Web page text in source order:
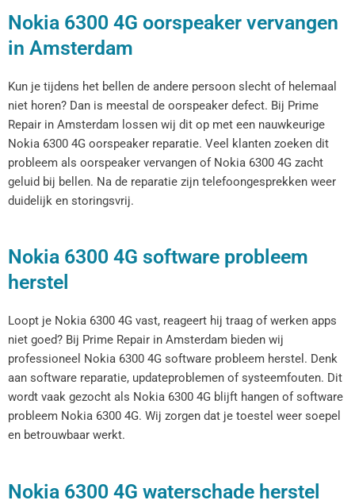
Nokia 6300 4G oorspeaker vervangen
in Amsterdam
Kun je tijdens het bellen de andere persoon slecht of helemaal
niet horen? Dan is meestal de oorspeaker defect. Bij Prime
Repair in Amsterdam lossen wij dit op met een nauwkeurige
Nokia 6300 4G oorspeaker reparatie. Veel klanten zoeken dit
probleem als oorspeaker vervangen of Nokia 6300 4G zacht
geluid bij bellen. Na de reparatie zijn telefoongesprekken weer
duidelijk en storingsvrij.
Nokia 6300 4G software probleem
herstel
Loopt je Nokia 6300 4G vast, reageert hij traag of werken apps
niet goed? Bij Prime Repair in Amsterdam bieden wij
professioneel Nokia 6300 4G software probleem herstel. Denk
aan software reparatie, updateproblemen of systeemfouten. Dit
wordt vaak gezocht als Nokia 6300 4G blijft hangen of software
probleem Nokia 6300 4G. Wij zorgen dat je toestel weer soepel
en betrouwbaar werkt.
Nokia 6300 4G waterschade herstel